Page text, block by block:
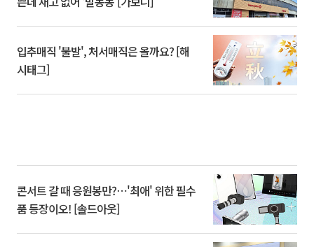
입추매직 '불발', 처서매직은 올까요? [해
시태그]
콘서트 갈 때 응원봉만?⋯'최애' 위한 필수
품 등장이오! [솔드아웃]